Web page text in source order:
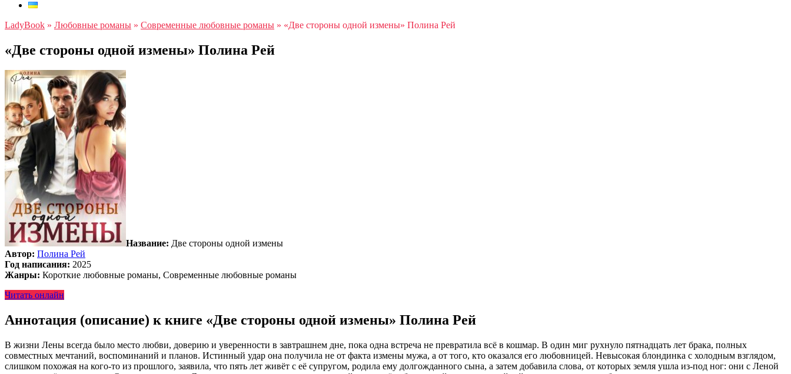
LadyBook » Любовные романы » Современные любовные романы » «Две стороны одной измены» Полина Рей
«Две стороны одной измены» Полина Рей
Название: Две стороны одной измены
Автор: Полина Рей
Год написания: 2025
Жанры: Короткие любовные романы, Современные любовные романы
Читать онлайн
Аннотация (описание) к книге «Две стороны одной измены» Полина Рей
В жизни Лены всегда было место любви, доверию и уверенности в завтрашнем дне, пока одна встреча не превратила всё в кошмар. В один миг рухнуло пятнадцать лет брака, полных
совместных мечтаний, воспоминаний и планов. Истинный удар она получила не от факта измены мужа, а от того, кто оказался его любовницей. Невысокая блондинка с холодным взглядом,
слишком похожая на кого-то из прошлого, заявила, что пять лет живёт с её супругом, родила ему долгожданного сына, а затем добавила слова, от которых земля ушла из-под ног: они с Леной